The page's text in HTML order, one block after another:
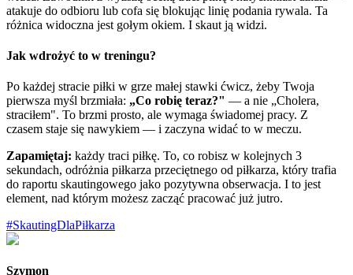
atakuje do odbioru lub cofa się blokując linię podania rywala. Ta
różnica widoczna jest gołym okiem. I skaut ją widzi.
Jak wdrożyć to w treningu?
Po każdej stracie piłki w grze małej stawki ćwicz, żeby Twoja
pierwsza myśl brzmiała: „Co robię teraz?" — a nie „Cholera,
straciłem". To brzmi prosto, ale wymaga świadomej pracy. Z
czasem staje się nawykiem — i zaczyna widać to w meczu.
Zapamiętaj: każdy traci piłkę. To, co robisz w kolejnych 3
sekundach, odróżnia piłkarza przeciętnego od piłkarza, który trafia
do raportu skautingowego jako pozytywna obserwacja. I to jest
element, nad którym możesz zacząć pracować już jutro.
#SkautingDlaPiłkarza
Szymon